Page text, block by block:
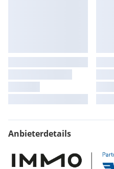
Anbieterdetails